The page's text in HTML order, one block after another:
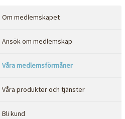
Om medlemskapet
Ansök om medlemskap
Våra medlemsförmåner
Våra produkter och tjänster
Bli kund